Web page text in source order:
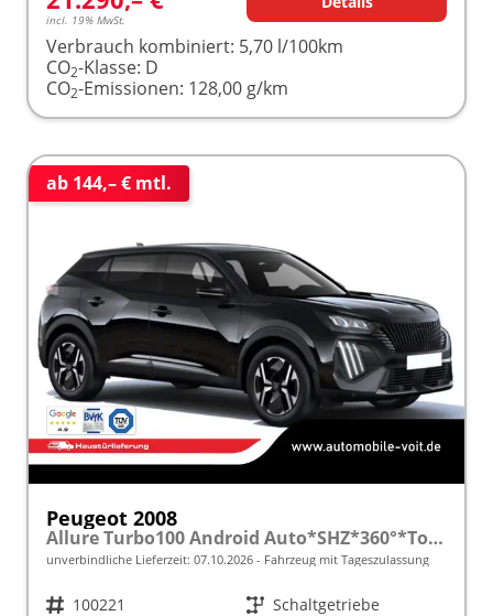
incl. 19% MwSt.
Verbrauch kombiniert: 5,70 l/100km
CO2-Klasse: D
CO2-Emissionen: 128,00 g/km
ab 144,– € mtl.
Peugeot 2008
Allure Turbo100 Android Auto*SHZ*360°*Totwinkel*Klimaauto
unverbindliche Lieferzeit: 07.10.2026 Fahrzeug mit Tageszulassung
Fahrzeugnr. 100221 Getriebe Schaltgetriebe